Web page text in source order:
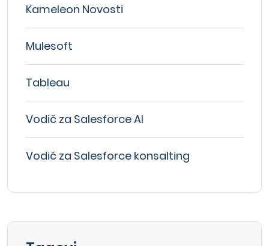
Kameleon Novosti
Mulesoft
Tableau
Vodič za Salesforce AI
Vodič za Salesforce konsalting